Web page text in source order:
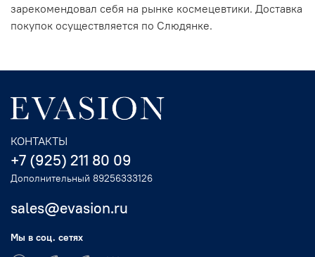
зарекомендовал себя на рынке космецевтики. Доставка
покупок осуществляется по Слюдянке.
КОНТАКТЫ
+7 (925) 211 80 09
Дополнительный 89256333126
sales@evasion.ru
Мы в соц. сетях